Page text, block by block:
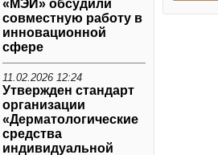
«МЭИ» обсудили
совместную работу в
инновационной
сфере
11.02.2026 12:24
Утвержден стандарт
организации
«Дерматологические
средства
индивидуальной